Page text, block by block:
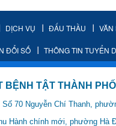
DỊCH VỤ ĐẤU THẦU VĂN
ĐỔI SỐ THÔNG TIN TUYỂN
TẬT THÀNH PHỐ
70 Nguyễn Chí Thanh,
Hà Đông,